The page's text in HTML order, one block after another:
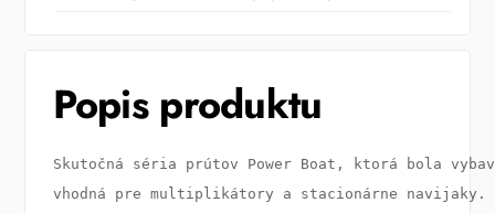
Popis produktu
Skutočná séria prútov Power Boat, ktorá bola
vhodná pre multiplikátory a stacionárne